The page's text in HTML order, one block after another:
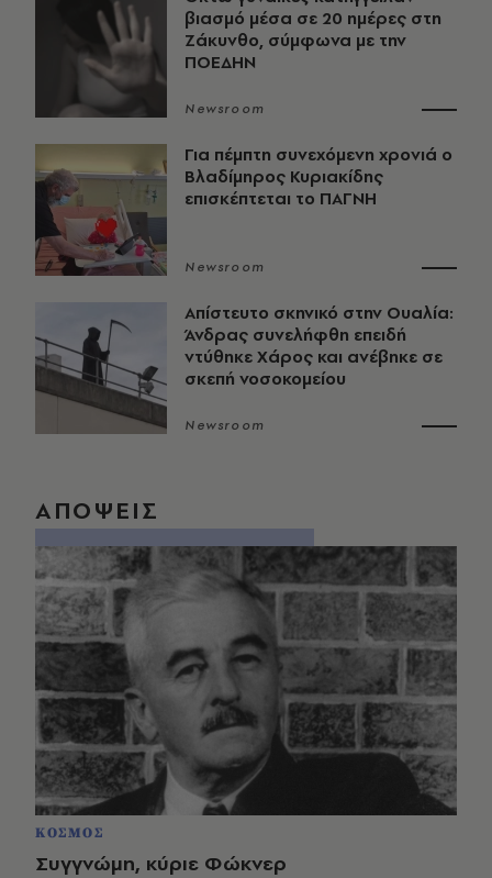
βιασμό μέσα σε 20 ημέρες στη
Ζάκυνθο, σύμφωνα με την
ΠΟΕΔΗΝ
Newsroom
Για πέμπτη συνεχόμενη χρονιά ο
Βλαδίμηρος Κυριακίδης
επισκέπτεται το ΠΑΓΝΗ
Newsroom
Απίστευτο σκηνικό στην Ουαλία:
Άνδρας συνελήφθη επειδή
ντύθηκε Χάρος και ανέβηκε σε
σκεπή νοσοκομείου
Newsroom
ΑΠΟΨΕΙΣ
ΚΟΣΜΟΣ
Συγγνώμη, κύριε Φώκνερ